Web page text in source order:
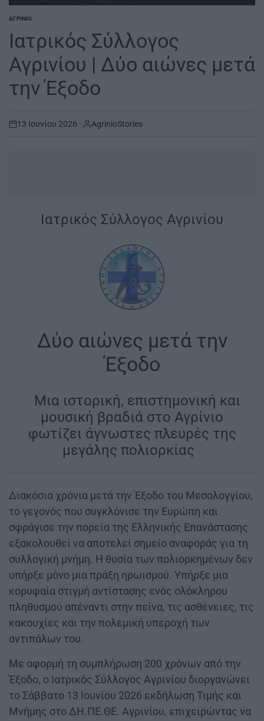
POSTED
ΑΓΡΊΝΙΟ
Ιατρικός Σύλλογος
Αγρινίου | Δύο αιώνες μετά
την Έξοδο
on
13 Ιουνίου 2026 AgrinioStories
Ιατρικός Σύλλογος Αγρινίου
Δύο αιώνες μετά την
Έξοδο
Μια ιστορική, επιστημονική και
μουσική βραδιά στο Αγρίνιο
φωτίζει άγνωστες πλευρές της
μεγάλης πολιορκίας
Διακόσια χρόνια μετά την Έξοδο του Μεσολογγίου,
το γεγονός που συγκλόνισε την Ευρώπη και
σφράγισε την πορεία της Ελληνικής Επανάστασης
εξακολουθεί να αποτελεί σημείο αναφοράς για τη
συλλογική μνήμη. Η θυσία των πολιορκημένων δεν
υπήρξε μόνο μια πράξη ηρωισμού. Υπήρξε μια
κορυφαία στιγμή αντίστασης ενός ολόκληρου
πληθυσμού απέναντι στην πείνα, τις ασθένειες, τις
κακουχίες και την πολεμική υπεροχή των
αντιπάλων του.
Με αφορμή τη συμπλήρωση 200 χρόνων από την
Έξοδο, ο Ιατρικός Σύλλογος Αγρινίου διοργανώνει
το Σάββατο 13 Ιουνίου 2026 εκδήλωση Τιμής και
Μνήμης στο ΔΗ.ΠΕ.ΘΕ. Αγρινίου, επιχειρώντας να